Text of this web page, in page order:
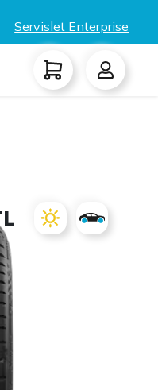
Servislet Enterprise